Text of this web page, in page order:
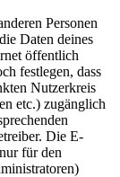
Personen
Daten deines
öffentlich
festlegen, dass
Nutzerkreis
etc.) zugänglich
Die E-
für den